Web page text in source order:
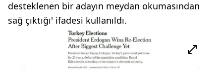
desteklenen bir adayın meydan okumasından
sağ çıktığı' ifadesi kullanıldı.